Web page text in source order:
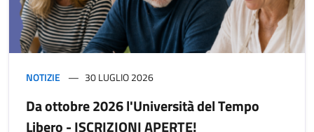
NOTIZIE 30 LUGLIO 2026
Da ottobre 2026 l'Università del Tempo
Libero - ISCRIZIONI APERTE!